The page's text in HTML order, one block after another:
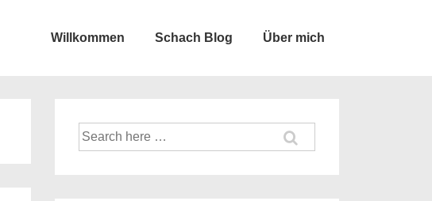
Willkommen Schach Blog Über mich
Suche
nach: